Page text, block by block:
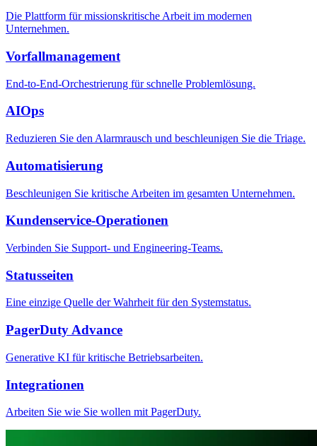
Die Plattform für missionskritische Arbeit im modernen
Unternehmen.
Vorfallmanagement
End-to-End-Orchestrierung für schnelle Problemlösung.
AIOps
Reduzieren Sie den Alarmrausch und beschleunigen Sie die Triage.
Automatisierung
Beschleunigen Sie kritische Arbeiten im gesamten Unternehmen.
Kundenservice-Operationen
Verbinden Sie Support- und Engineering-Teams.
Statusseiten
Eine einzige Quelle der Wahrheit für den Systemstatus.
PagerDuty Advance
Generative KI für kritische Betriebsarbeiten.
Integrationen
Arbeiten Sie wie Sie wollen mit PagerDuty.